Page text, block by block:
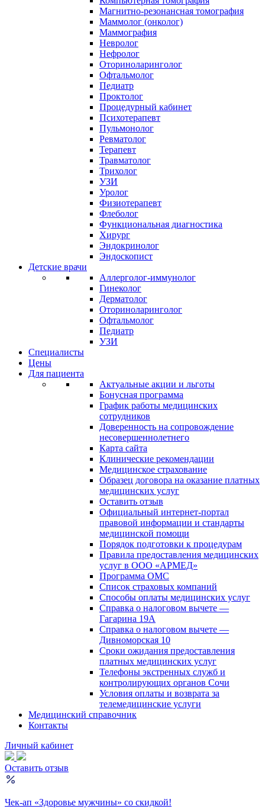
Магнитно-резонансная томография
Маммолог (онколог)
Маммография
Невролог
Нефролог
Оториноларинголог
Офтальмолог
Педиатр
Проктолог
Процедурный кабинет
Психотерапевт
Пульмонолог
Ревматолог
Терапевт
Травматолог
Трихолог
УЗИ
Уролог
Физиотерапевт
Флеболог
Функциональная диагностика
Хирург
Эндокринолог
Эндоскопист
Детские врачи
Аллерголог-иммунолог
Гинеколог
Дерматолог
Оториноларинголог
Офтальмолог
Педиатр
УЗИ
Специалисты
Цены
Для пациента
Актуальные акции и льготы
Бонусная программа
График работы медицинских
сотрудников
Доверенность на сопровождение
несовершеннолетнего
Карта сайта
Клинические рекомендации
Медицинское страхование
Образец договора на оказание платных
медицинских услуг
Оставить отзыв
Официальный интернет-портал
правовой информации и стандарты
медицинской помощи
Порядок подготовки к процедурам
Правила предоставления медицинских
услуг в ООО «АРМЕД»
Программа ОМС
Список страховых компаний
Способы оплаты медицинских услуг
Справка о налоговом вычете —
Гагарина 19А
Справка о налоговом вычете —
Дивноморская 10
Сроки ожидания предоставления
платных медицинских услуг
Телефоны экстренных служб и
контролирующих органов Сочи
Условия оплаты и возврата за
телемедицинские услуги
Медицинский справочник
Контакты
Личный кабинет
Оставить отзыв
Чек-ап «Здоровье мужчины» со скидкой!